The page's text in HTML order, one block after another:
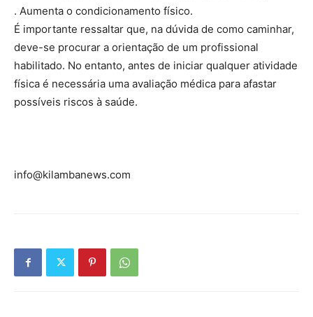
. Aumenta o condicionamento físico.
É importante ressaltar que, na dúvida de como caminhar,
deve-se procurar a orientação de um profissional
habilitado. No entanto, antes de iniciar qualquer atividade
física é necessária uma avaliação médica para afastar
possíveis riscos à saúde.
info@kilambanews.com